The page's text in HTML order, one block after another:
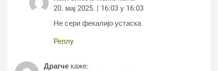
20. мај 2025. | 16:03 у 16:03
Не сери фекалијо устаска
Реплy
Драгче каже: